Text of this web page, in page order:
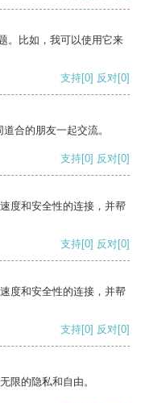
。比如，我可以使用它来
支持[0] 反对[0]
合的朋友一起交流。
支持[0] 反对[0]
度和安全性的连接，并帮
支持[0] 反对[0]
度和安全性的连接，并帮
支持[0] 反对[0]
限的隐私和自由。